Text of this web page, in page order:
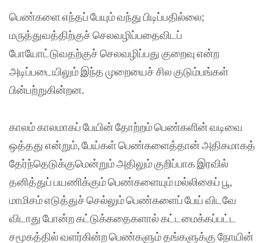
பெண்களை எந்தப் பேயும் வந்து பிடிப்பதில்லை;
மருத்துவத்திற்குச் செலவழிப்பதைவிடப்
போயோட்டுவதற்குச் செலவழிப்பது குறைவு என்ற
அடிப்படையிலும் இந்த முறையைச் சில குடும்பங்கள்
பின்பற்றுகின்றன.
காலம் காலமாகப் பேயின் தோற்றம் பெண்களின் வடிவை
ஒத்தது என்றும், பேய்கள் பெண்களைத்தான் அதிகமாகத்
தேர்ந்தெடுக்குமென்றும் அதிலும் குறிப்பாக இரவில்
தனித்துப் பயணிக்கும் பெண்களையும் மல்லிகைப் பூ,
மாமிசம் எடுத்துச் செல்லும் பெண்களைப் பேய் விடவே
விடாது போன்ற கட்டுக்கதைகளால் கட்டமைக்கப்பட்ட
சமூகத்தில் வளர்கின்ற பெண்களும் தங்களுக்கு நோயின்